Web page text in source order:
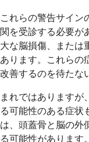
これらの警告サイン
関を受診する必要が
大な脳損傷、または
あります。これらの
改善するのを待たな
まれではありますが
る可能性のある症状
は、頭蓋骨と脳の外
る可能性があります